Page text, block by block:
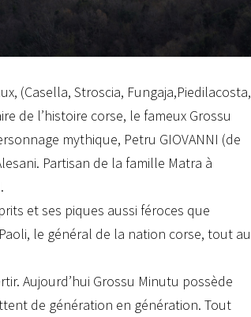
(Casella, Stroscia, Fungaja,Piedilacosta,
de l’histoire corse, le fameux Grossu
mythique, Petru GIOVANNI (de
Partisan de la famille Matra à
et ses piques aussi féroces que
le général de la nation corse, tout au
Aujourd’hui Grossu Minutu possède
de génération en génération. Tout